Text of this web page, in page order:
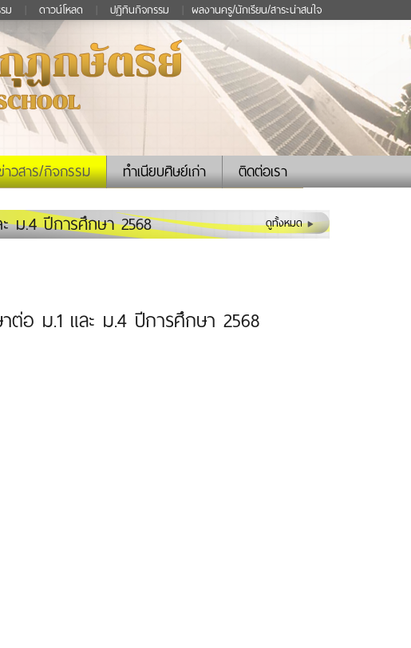
ม ดาวน์โหลด ปฏิทินกิจกรรม ผลงานครู/นักเรียน/สาระน่าสนใจ
าวสาร/กิจกรรม ทำเนียบศิษย์เก่า ติดต่อเรา
ม.4 ปีการศึกษา 2568 ดูทั้งหมด
าต่อ ม.1 และ ม.4 ปีการศึกษา 2568